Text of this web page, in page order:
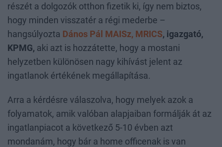
részét a dolgozók otthon fizetik ki, így nem biztos,
hogy minden visszatér a régi mederbe –
hangsúlyozta Dános Pál MAISz, MRICS, igazgató,
KPMG, aki azt is hozzátette, hogy a mostani
helyzetben különösen nagy kihívást jelent az
ingatlanok értékének megállapítása.
Arra a kérdésre válaszolva, hogy melyek azok a
folyamatok, amik valóban alapjaiban formálják át az
ingatlanpiacot a következő 5-10 évben azt
mondanám, hogy bár a home officenak is van